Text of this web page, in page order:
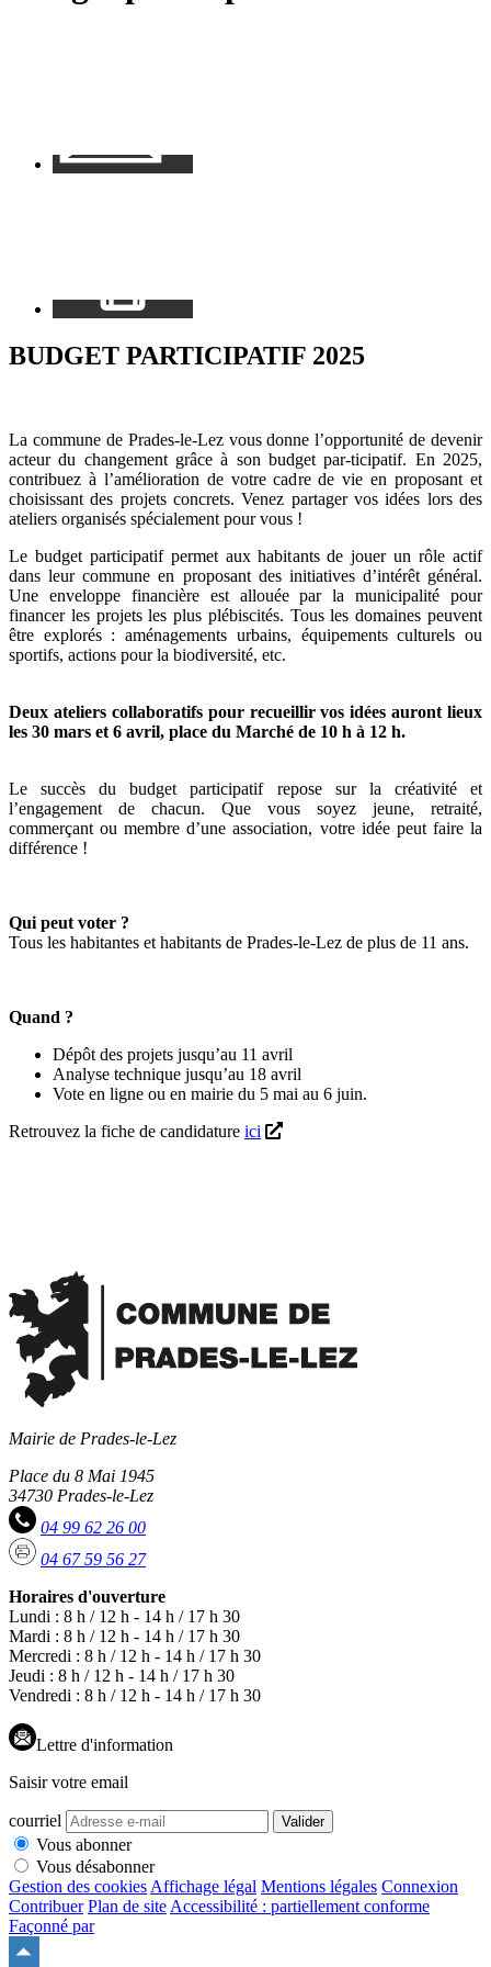
BUDGET PARTICIPATIF 2025
La commune de Prades-le-Lez vous donne l’opportunité de devenir
acteur du changement grâce à son budget par-ticipatif. En 2025,
contribuez à l’amélioration de votre cadre de vie en proposant et
choisissant des projets concrets. Venez partager vos idées lors des
ateliers organisés spécialement pour vous !
Le budget participatif permet aux habitants de jouer un rôle actif
dans leur commune en proposant des initiatives d’intérêt général.
Une enveloppe financière est allouée par la municipalité pour
financer les projets les plus plébiscités. Tous les domaines peuvent
être explorés : aménagements urbains, équipements culturels ou
sportifs, actions pour la biodiversité, etc.
Deux ateliers collaboratifs pour recueillir vos idées auront lieux
les 30 mars et 6 avril, place du Marché de 10 h à 12 h.
Le succès du budget participatif repose sur la créativité et
l’engagement de chacun. Que vous soyez jeune, retraité,
commerçant ou membre d’une association, votre idée peut faire la
différence !
Qui peut voter ?
Tous les habitantes et habitants de Prades-le-Lez de plus de 11 ans.
Quand ?
Dépôt des projets jusqu’au 11 avril
Analyse technique jusqu’au 18 avril
Vote en ligne ou en mairie du 5 mai au 6 juin.
Retrouvez la fiche de candidature ici
Mairie de Prades-le-Lez
Place du 8 Mai 1945
34730 Prades-le-Lez
04 99 62 26 00
04 67 59 56 27
Horaires d'ouverture
Lundi : 8 h / 12 h - 14 h / 17 h 30
Mardi : 8 h / 12 h - 14 h / 17 h 30
Mercredi : 8 h / 12 h - 14 h / 17 h 30
Jeudi : 8 h / 12 h - 14 h / 17 h 30
Vendredi : 8 h / 12 h - 14 h / 17 h 30
Lettre d'information
Saisir votre email
courriel Valider
Vous abonner
Vous désabonner
Gestion des cookies Affichage légal Mentions légales Connexion
Contribuer Plan de site Accessibilité : partiellement conforme
Façonné par